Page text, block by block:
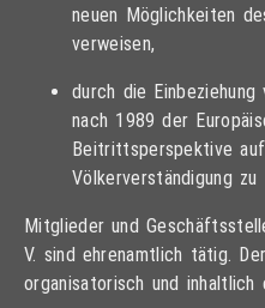
neuen Möglichkeiten
verweisen,
durch die
nach 1989 der
Beitrittsperspektive
Völkerverständigung zu
Mitglieder und
V. sind ehrenamtlich tätig.
organisatorisch und inhaltlich